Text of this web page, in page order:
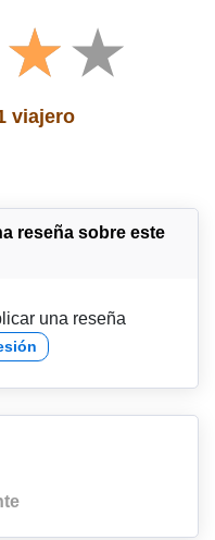
viajero
reseña sobre este
una reseña